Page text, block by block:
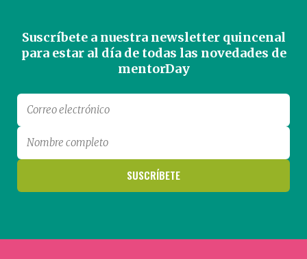
Suscríbete a nuestra newsletter quincenal
para estar al día de todas las novedades de
mentorDay